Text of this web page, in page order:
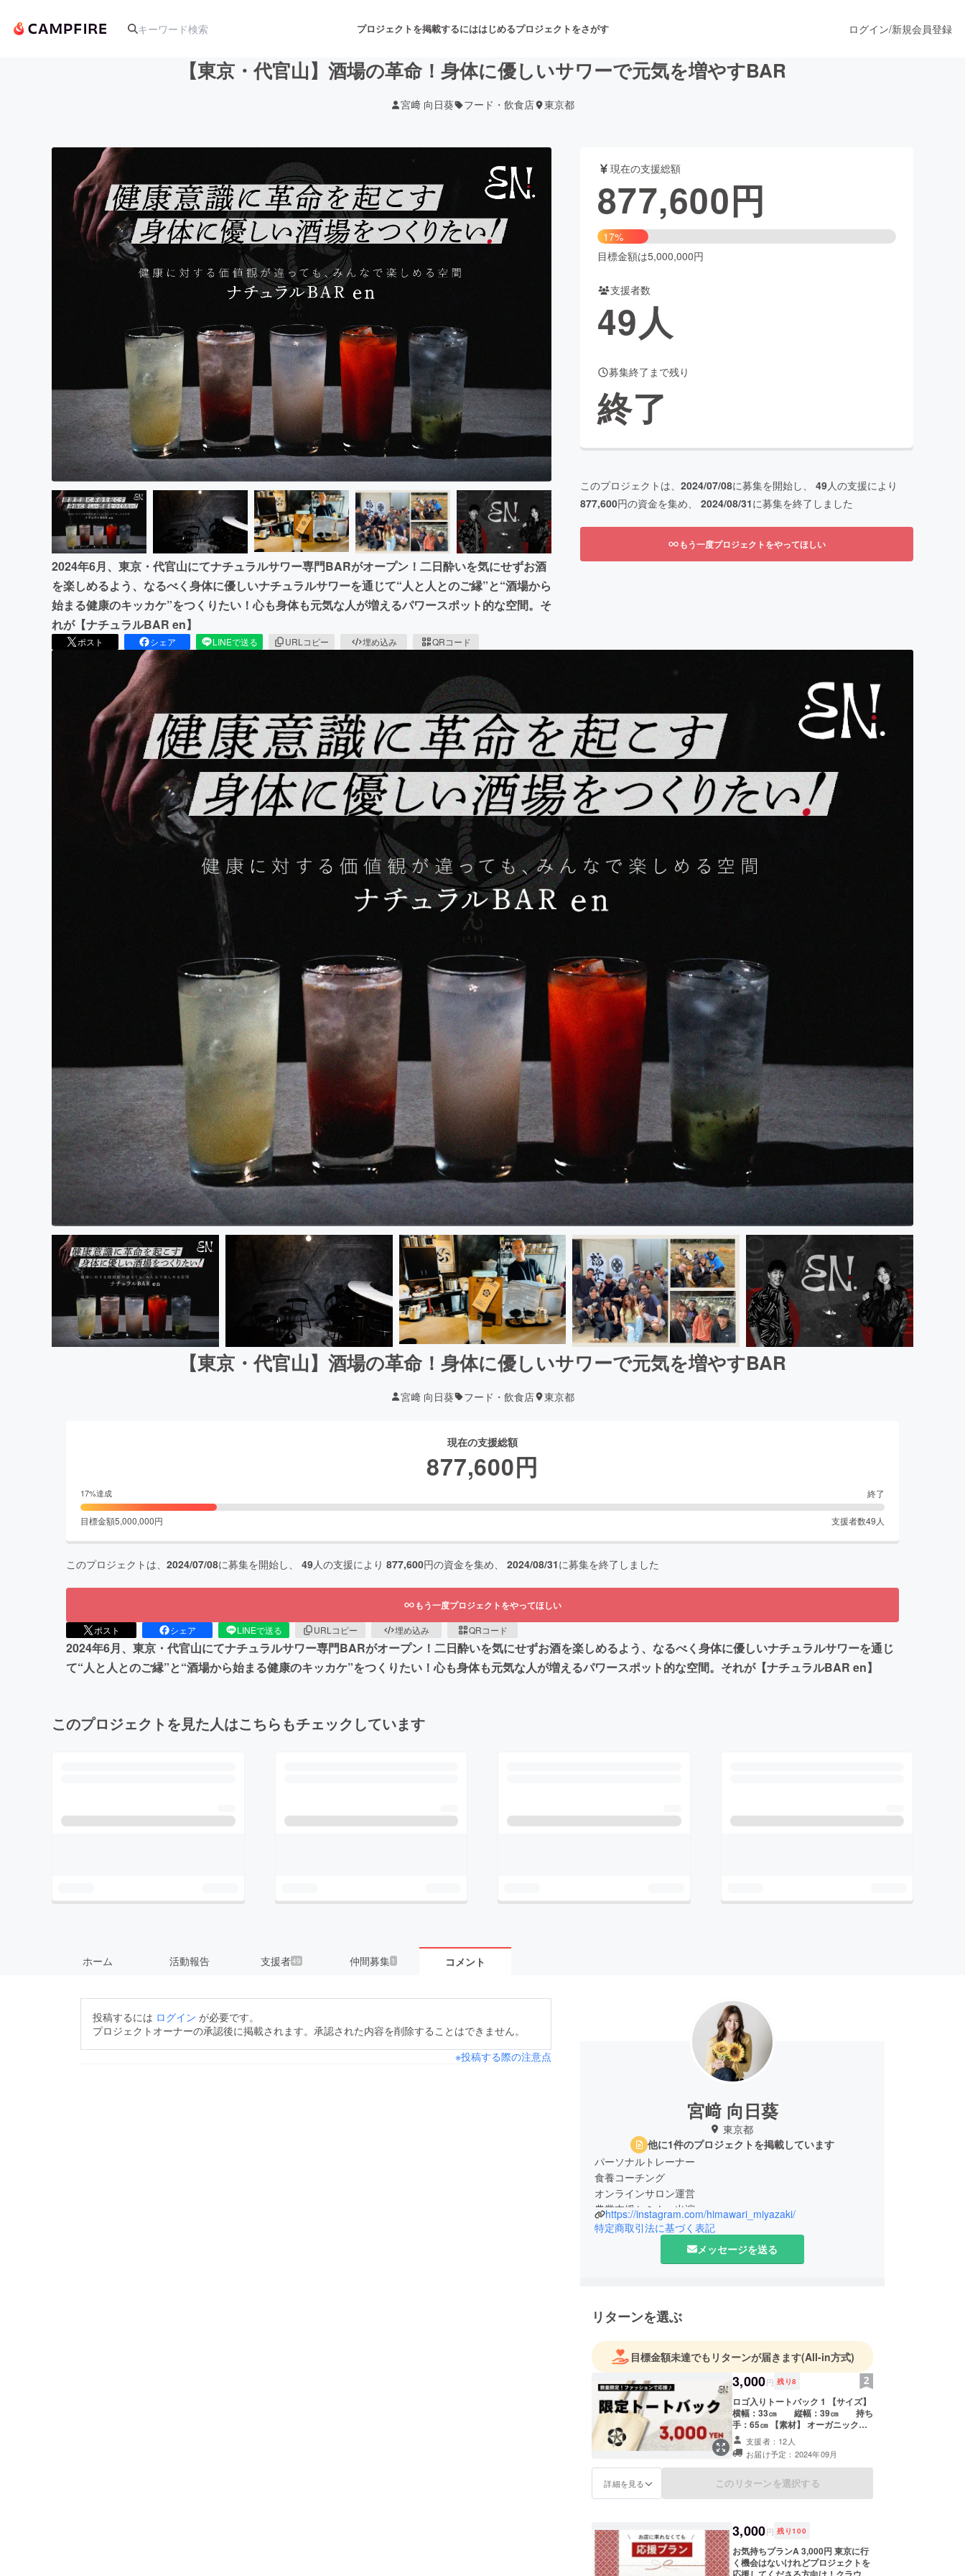
プロジェクトを掲載するにははじめるプロジェクトをさがす
舞台・パフォーマンス
テクノロジー・ガジェット ゲーム・サービス開発 ファッション
映像・映画 書籍・雑誌出版
ビジネス・起業 チャレンジ ビューティー・ヘルスケア
まちづくり・地域活性化
CAMPFIRE for Social Good
CAMPFIREふるさと納税machi-yaコミュニティ
ログイン/新規会員登録
【東京・代官山】酒場の革命！身体に優しいサワーで元気を増やすBAR
宮﨑 向日葵 フード・飲食店 東京都
2024年6月、東京・代官山にてナチュラルサワー専門BARがオープン！二日酔いを気にせずお酒
を楽しめるよう、なるべく身体に優しいナチュラルサワーを通じて“人と人とのご縁”と“酒場から
始まる健康のキッカケ”をつくりたい！心も身体も元気な人が増えるパワースポット的な空間。そ
れが【ナチュラルBAR en】
ポスト シェア LINEで送る URLコピー 埋め込み QRコード
現在の支援総額
877,600円
17%
目標金額は5,000,000円
支援者数
49人
募集終了まで残り
終了
このプロジェクトは、 2024/07/08に募集を開始し、 49人の支援により
877,600円の資金を集め、 2024/08/31に募集を終了しました
もう一度プロジェクトをやってほしい
【東京・代官山】酒場の革命！身体に優しいサワーで元気を増やすBAR
宮﨑 向日葵 フード・飲食店 東京都
現在の支援総額
877,600円
17%達成 終了
目標金額5,000,000円 支援者数49 人
このプロジェクトは、 2024/07/08に募集を開始し、 49人の支援により 877,600円の資金を集め、 2024/08/31に募集を終了しました
もう一度プロジェクトをやってほしい
ポスト シェア LINEで送る URLコピー 埋め込み QRコード
2024年6月、東京・代官山にてナチュラルサワー専門BARがオープン！二日酔いを気にせずお酒を楽しめるよう、なるべく身体に優しいナチュラルサワーを通じ
て“人と人とのご縁”と“酒場から始まる健康のキッカケ”をつくりたい！心も身体も元気な人が増えるパワースポット的な空間。それが【ナチュラルBAR en】
このプロジェクトを見た人はこちらもチェックしています
ホーム 活動報告 支援者49 仲間募集 1 コメント
投稿するには ログイン が必要です。
プロジェクトオーナーの承認後に掲載されます。承認された内容を削除することはできません。
※投稿する際の注意点
宮﨑 向日葵
東京都
他に1件のプロジェクトを掲載しています
パーソナルトレーナー
食養コーチング
オンラインサロン運営
農業支援セミナー出演
https://instagram.com/himawari_miyazaki/
特定商取引法に基づく表記
メッセージを送る
リターンを選ぶ
目標金額未達でもリターンが届きます(All-in方式)
3,000円 残り8
ロゴ入りトートバック 1 【サイズ】
横幅：33㎝ 縦幅：39㎝ 持ち
手：65㎝ 【素材】 オーガニック
コットン 東京にいらっしゃる機会が
ない方も、enを応援していただける
ロゴ入りトートバック！「何のバッ
グなの？」と話しかけられた際は
「体になるべく優しいもので作った
バックとしても、ファッションにも
馴染みやすいオーガニックコットン
素材のトートバックです。 発送方
法：レターパック 「お届け先住所」
支援者：12人
お届け予定：2024年09月
詳細を見る このリターンを選択する
3,000円 残り100
お気持ちプランA 3,000円 東京に行
く機会はないけれどプロジェクトを